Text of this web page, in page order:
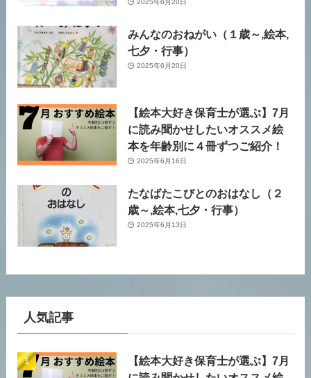
2025年6月20日
みんなのおねがい（１歳～,絵本,
七夕・行事）
2025年6月20日
【絵本大好き保育士が選ぶ】7月
に読み聞かせしたいオススメ絵
本を年齢別に４冊ずつご紹介！
2025年6月16日
たなばたこびとのおはなし（２
歳～,絵本,七夕・行事）
2025年6月13日
人気記事
【絵本大好き保育士が選ぶ】7月